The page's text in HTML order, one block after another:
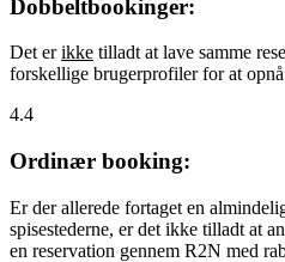
Dobbeltbookinger:
Det erikke tilladt at lave samme
forskellige brugerprofiler for at
4.4
Ordinær booking:
Er der allerede fortaget en
spisestederne, er det ikke tilladt at
en reservation gennem R2N med